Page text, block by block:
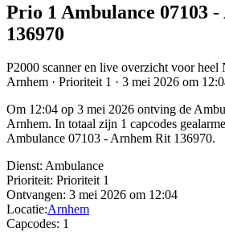
Prio 1 Ambulance 07103
136970
P2000 scanner en live overzicht voor heel
Arnhem · Prioriteit 1 · 3 mei 2026 om
Om 12:04 op 3 mei 2026 ontving de
Arnhem. In totaal zijn 1 capcodes
Ambulance 07103 - Arnhem Rit 136970.
Dienst: Ambulance
Prioriteit: Prioriteit 1
Ontvangen: 3 mei 2026 om 12:04
Locatie:Arnhem
Capcodes: 1